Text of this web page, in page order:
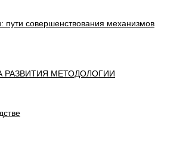
совершенствования механизмов
РАЗВИТИЯ МЕТОДОЛОГИИ